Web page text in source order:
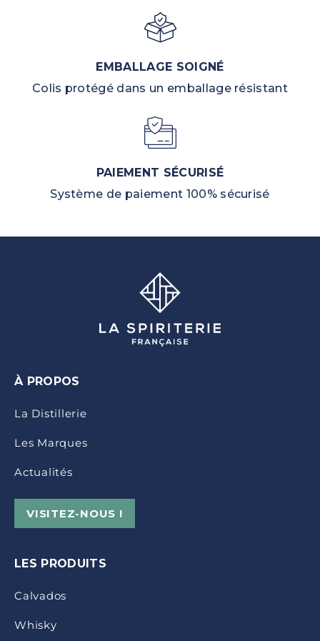
EMBALLAGE SOIGNÉ
Colis protégé dans un emballage résistant
PAIEMENT SÉCURISÉ
Système de paiement 100% sécurisé
À PROPOS
La Distillerie
Les Marques
Actualités
VISITEZ-NOUS !
LES PRODUITS
Calvados
Whisky